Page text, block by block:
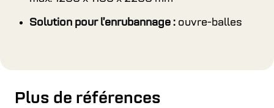
Solution pour l’enrubannage : ouvre-balles
Plus de références